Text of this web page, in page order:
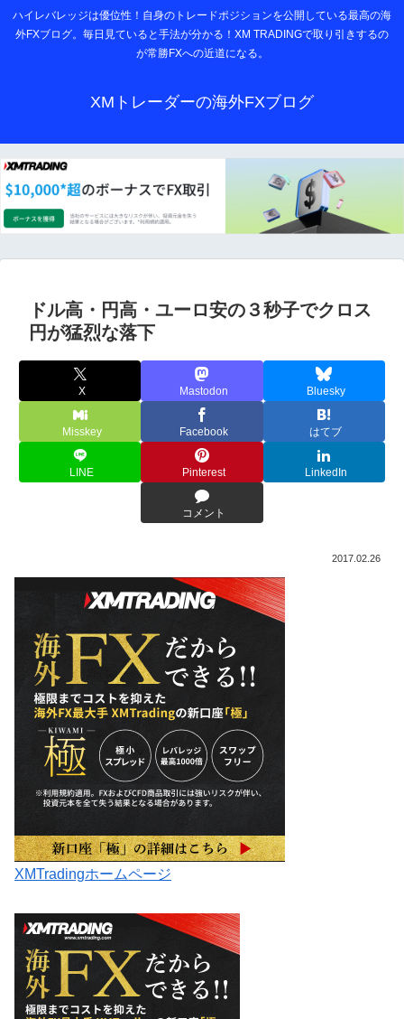
ハイレバレッジは優位性！自身のトレードポジションを公開している最高の海
外FXブログ。毎日見ていると手法が分かる！XM TRADINGで取り引きするの
が常勝FXへの近道になる。
XMトレーダーの海外FXブログ
ドル高・円高・ユーロ安の３秒子でクロス
円が猛烈な落下
X Mastodon Bluesky
Misskey Facebook はてブ
LINE Pinterest LinkedIn
コメント
2017.02.26
XMTradingホームページ